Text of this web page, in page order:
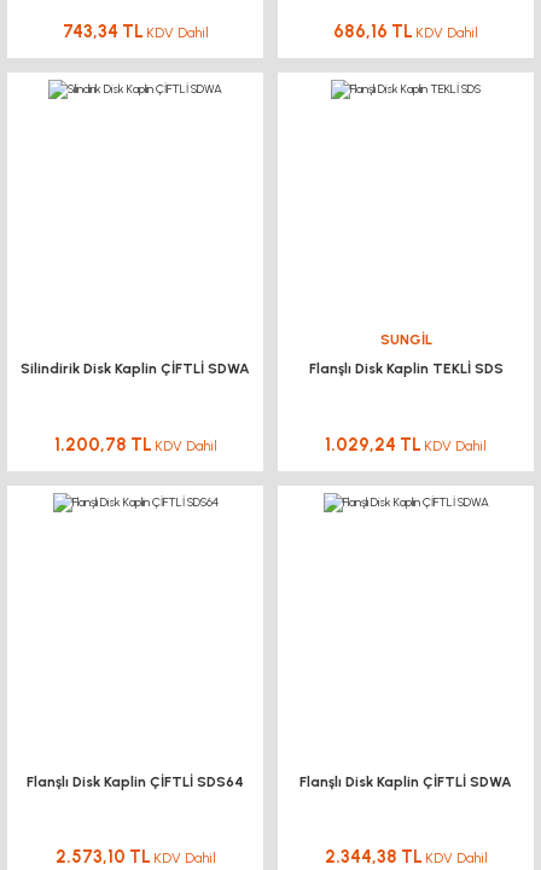
743,34 TL KDV Dahil 686,16 TL KDV Dahil
Silindirik Disk Kaplin ÇİFTLİ SDWA
1.200,78 TL KDV Dahil
SUNGİL
Flanşlı Disk Kaplin TEKLİ SDS
1.029,24 TL KDV Dahil
Flanşlı Disk Kaplin ÇİFTLİ SDS64
2.573,10 TL KDV Dahil
Flanşlı Disk Kaplin ÇİFTLİ SDWA
2.344,38 TL KDV Dahil